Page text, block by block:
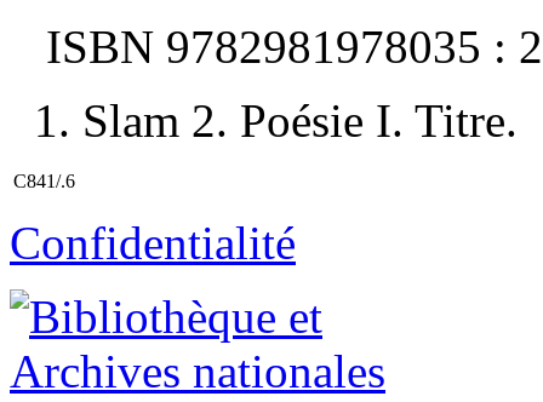
ISBN 9782981978035 :
1. Slam 2. Poésie I. Titre.
C841/.6
Confidentialité